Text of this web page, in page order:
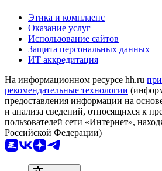
Этика и комплаенс
Оказание услуг
Использование сайтов
Защита персональных данных
ИТ аккредитация
На информационном ресурсе hh.ru
рекомендательные технологии
предоставления информации на
и анализа сведений, относящихся к
пользователей сети «Интернет»,
Российской Федерации)